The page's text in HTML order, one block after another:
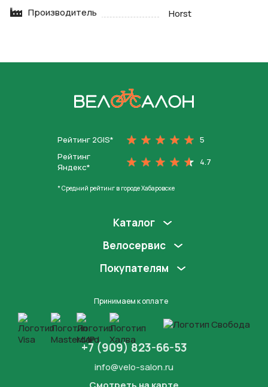
Производитель Horst
Рейтинг 2GIS*
5
Рейтинг
Яндекс*
4.7
* Средний рейтинг в городе Хабаровске
Каталог
Велосервис
Покупателям
Принимаем к оплате
+7 (909) 823-66-53
info@velo-salon.ru